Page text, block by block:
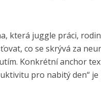
která juggle práci,
co se skrývá za
Konkrétní anchor
pro nabitý den“